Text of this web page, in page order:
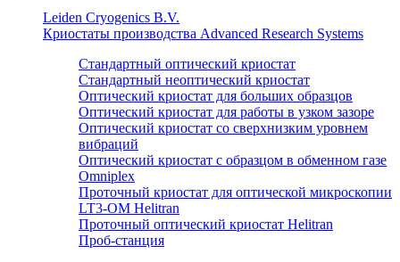
Leiden Cryogenics B.V.
Криостаты производства Advanced Research Systems
Стандартный оптический криостат
Стандартный неоптический криостат
Оптический криостат для больших образцов
Оптический криостат для работы в узком зазоре
Оптический криостат со сверхнизким уровнем
вибраций
Оптический криостат с образцом в обменном газе
Omniplex
Проточный криостат для оптической микроскопии
LT3-OM Helitran
Проточный оптический криостат Helitran
Проб-станция